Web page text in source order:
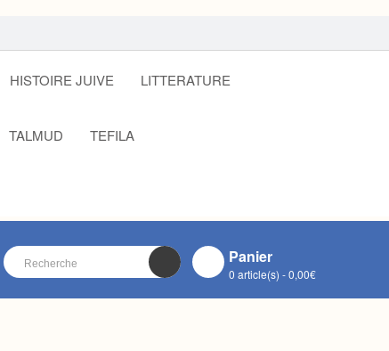
HISTOIRE JUIVE LITTERATURE
TALMUD TEFILA
Panier
0 article(s) - 0,00€